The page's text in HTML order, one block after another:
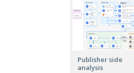
Publisher side
analysis